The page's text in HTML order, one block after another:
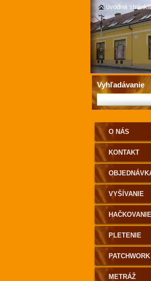
O NÁS
KONTAKT
VYŠÍVANIE
HAČKOVANIE
PLETENIE
PATCHWORK
METRÁŽ
Vyhľadávanie
úvodná stránka